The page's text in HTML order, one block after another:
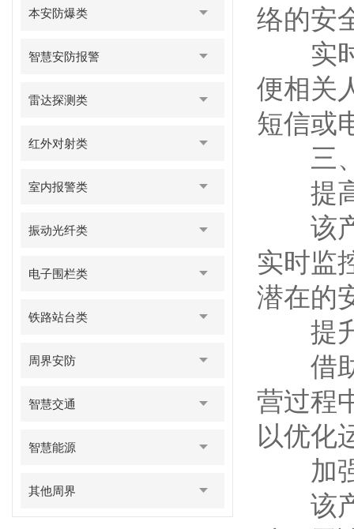
本安防爆类
智慧安防报警
雷达探测类
红外对射类
室内报警类
振动光纤类
电子围栏类
铁路站台类
周界安防
智慧交通
智慧能源
其他周界
络的安
实时
便相关
短信或
三、
提高
该产
实时监
潜在的
提升
借助
营过程
以优化
加强
该产